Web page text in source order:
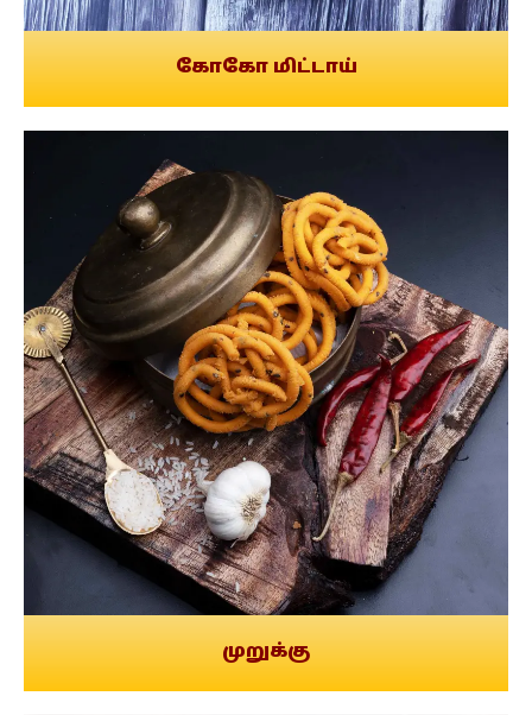
கோகோ மிட்டாய்
முறுக்கு